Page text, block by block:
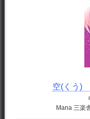
空(くう)
Mana 三楽